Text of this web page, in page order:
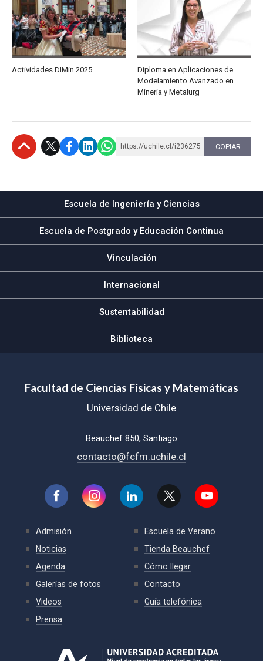
Actividades DIMin 2025
Diploma en Aplicaciones de
Modelamiento Avanzado en
Minería y Metalurg
https://uchile.cl/i236275 COPIAR
Escuela de Ingeniería y Ciencias
Escuela de Postgrado y Educación Continua
Vinculación
Internacional
Sustentabilidad
Biblioteca
Facultad de Ciencias Físicas y Matemáticas
Universidad de Chile
Beauchef 850, Santiago
contacto@fcfm.uchile.cl
Admisión
Noticias
Agenda
Galerías de fotos
Videos
Prensa
Escuela de Verano
Tienda Beauchef
Cómo llegar
Contacto
Guía telefónica